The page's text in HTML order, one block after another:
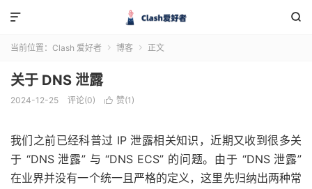


当前位置： Clash 爱好者  博客  正文
关于 DNS 泄露
2024-12-25 评论(0)  赞(1 )
我们之前已经科普过 IP 泄露相关知识，近期又收到很多关
于 “DNS 泄露” 与 “DNS ECS” 的问题。由于 “DNS 泄露”
在业界并没有一个统一且严格的定义，这里先归纳出两种常